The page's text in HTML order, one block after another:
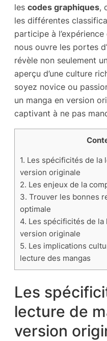
les codes graphiques,
les différentes
participe à
nous ouvre les portes
révèle non seulement
aperçu d’une culture
soyez novice ou
un manga en version
captivant à ne pas
1. Les spécificités de la
version originale
2. Les enjeux de la
3. Trouver les bonnes
optimale
4. Les spécificités de la
version originale
5. Les implications
lecture des mangas
Les
lecture de
version